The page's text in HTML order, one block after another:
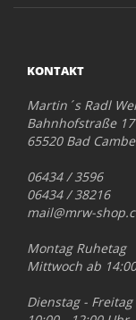
KONTAKT
Martin´s Radl
Bahnhofstraße 17
65520 Bad
06434 / 3596
06434 / 38216
mail@mrw-
Montag Ruhetag
Mittwoch ab
Dienstag - Freitag